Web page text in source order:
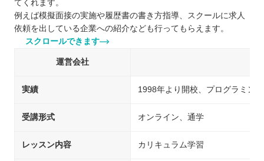
てくれます。
例えば模擬面接の実施や履歴書の書き方指導、スクールに求人
依頼を出している企業への紹介なども行ってもらえます。
スクロールできます
運営会社
実績 1998年より開校、プログラミン
受講形式 オンライン、通学
レッスン内容 カリキュラム学習